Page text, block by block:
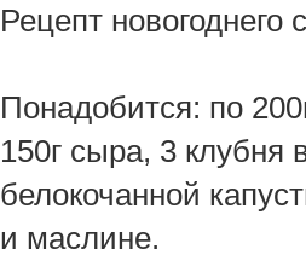
Рецепт
Понадобится: по
150г сыра, 3 клубня
белокочанной
и маслине.